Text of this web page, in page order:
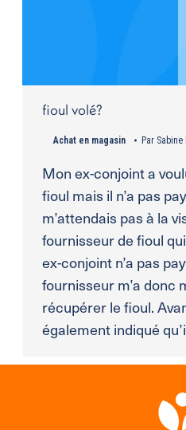
fioul volé?
Achat en magasin Par Sabine
Mon ex-conjoint a
fioul mais il n’a pas
m’attendais pas à la
fournisseur de fioul
ex-conjoint n’a pas
fournisseur m’a donc
récupérer le fioul.
également indiqué